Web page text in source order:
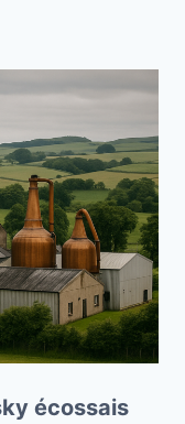
écossais